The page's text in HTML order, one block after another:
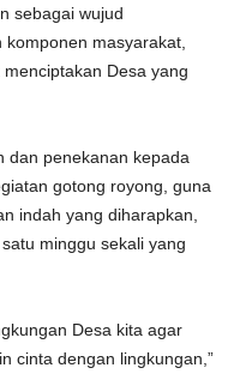
sebagai wujud
masyarakat,
Desa yang
dan penekanan kepada
gotong royong, guna
indah yang diharapkan,
minggu sekali yang
Desa kita agar
cinta dengan lingkungan,”